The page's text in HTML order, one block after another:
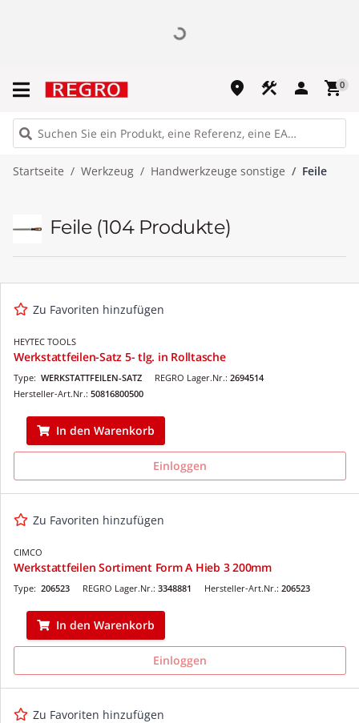
place construction person shopping_cart0
Startseite Werkzeug Handwerkzeuge sonstige Feile
Feile (104 Produkte)
Zu Favoriten hinzufügen
HEYTEC TOOLS
Werkstattfeilen-Satz 5- tlg. in Rolltasche
REGRO Lager.Nr.: 2694514
Type: WERKSTATTFEILEN-SATZ
Hersteller-Art.Nr.: 50816800500
In den Warenkorb
Einloggen
Zu Favoriten hinzufügen
CIMCO
Werkstattfeilen Sortiment Form A Hieb 3 200mm
REGRO Lager.Nr.: 3348881
Type: 206523 Hersteller-Art.Nr.: 206523
In den Warenkorb
Einloggen
Zu Favoriten hinzufügen